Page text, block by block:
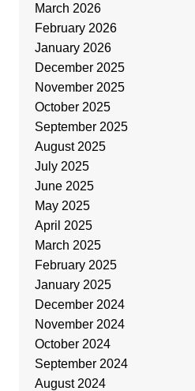
March 2026
February 2026
January 2026
December 2025
November 2025
October 2025
September 2025
August 2025
July 2025
June 2025
May 2025
April 2025
March 2025
February 2025
January 2025
December 2024
November 2024
October 2024
September 2024
August 2024